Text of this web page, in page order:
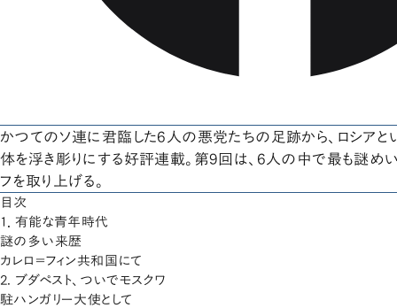
かつてのソ連に君臨した6人の悪党たちの足跡から、ロシア
体を浮き彫りにする好評連載。第9回は、6人の中で最も謎め
フを取り上げる。
目次
1．有能な青年時代
謎の多い来歴
カレロ＝フィン共和国にて
2. ブダペスト、ついでモスクワ
駐ハンガリー大使として